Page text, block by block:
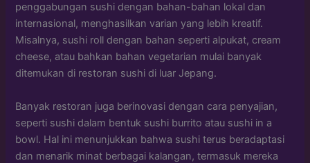
penggabungan sushi dengan bahan-bahan lokal dan
internasional, menghasilkan varian yang lebih kreatif.
Misalnya, sushi roll dengan bahan seperti alpukat, cream
cheese, atau bahkan bahan vegetarian mulai banyak
ditemukan di restoran sushi di luar Jepang.
Banyak restoran juga berinovasi dengan cara penyajian,
seperti sushi dalam bentuk sushi burrito atau sushi in a
bowl. Hal ini menunjukkan bahwa sushi terus beradaptasi
dan menarik minat berbagai kalangan, termasuk mereka